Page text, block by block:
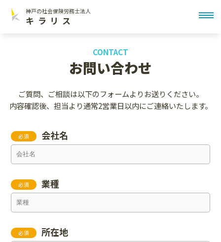
神戸の社会保険労務士法人
キラリス
CONTACT
お問い合わせ
ご質問、ご相談は以下のフォームよりお送りください。
内容確認後、担当より通常2営業日以内にご連絡いたします。
必須 会社名
必須 業種
必須 所在地